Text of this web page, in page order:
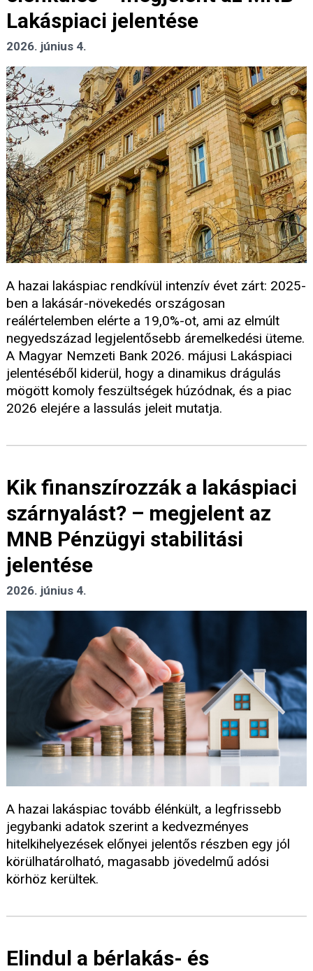
Lakáspiaci jelentése
2026. június 4.
A hazai lakáspiac rendkívül intenzív évet zárt: 2025-
ben a lakásár-növekedés országosan
reálértelemben elérte a 19,0%-ot, ami az elmúlt
negyedszázad legjelentősebb áremelkedési üteme.
A Magyar Nemzeti Bank 2026. májusi Lakáspiaci
jelentéséből kiderül, hogy a dinamikus drágulás
mögött komoly feszültségek húzódnak, és a piac
2026 elejére a lassulás jeleit mutatja.
Kik finanszírozzák a lakáspiaci
szárnyalást? – megjelent az
MNB Pénzügyi stabilitási
jelentése
2026. június 4.
A hazai lakáspiac tovább élénkült, a legfrissebb
jegybanki adatok szerint a kedvezményes
hitelkihelyezések előnyei jelentős részben egy jól
körülhatárolható, magasabb jövedelmű adósi
körhöz kerültek.
Elindul a bérlakás- és